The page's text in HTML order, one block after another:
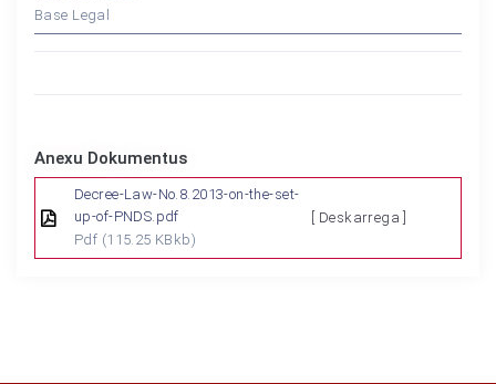
Base Legal
Anexu Dokumentus
Decree-Law-No.8.2013-on-the-set-
up-of-PNDS.pdf
Pdf (115.25 KBkb)
[ Deskarrega ]